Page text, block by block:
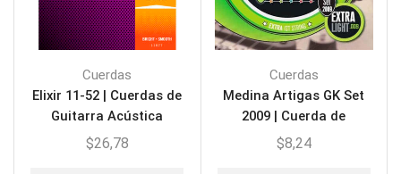
Cuerdas
Elixir 11-52 | Cuerdas de
Guitarra Acústica
$26,78
Cuerdas
Medina Artigas GK Set
2009 | Cuerda de
Guitarra Eléctrica
$8,24